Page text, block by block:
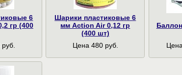
6
гр (400
Шарики пластиковые 6
мм Action Air 0,12 гр
(400 шт)
Цена 480 руб.